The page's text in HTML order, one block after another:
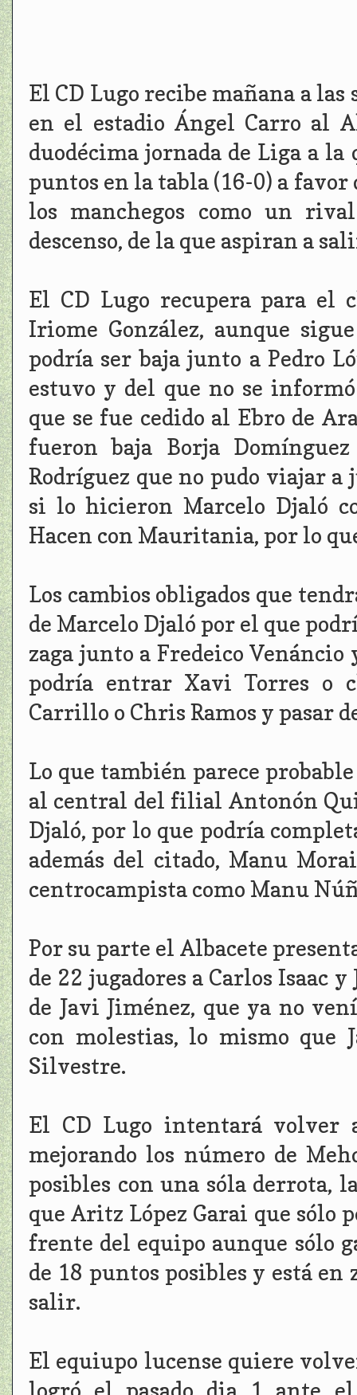
El CD Lugo recibe mañana a
en el estadio Ángel Carro al
duodécima jornada de Liga a la
puntos en la tabla (16-0) a favor
los manchegos como un
descenso, de la que aspiran a
El CD Lugo recupera para el
Iriome González, aunque
podría ser baja junto a Pedro
estuvo y del que no se
que se fue cedido al Ebro de
fueron baja Borja
Rodríguez que no pudo viajar
si lo hicieron Marcelo Djaló
Hacen con Mauritania, por lo
Los cambios obligados que
de Marcelo Djaló por el que
zaga junto a Fredeico
podría entrar Xavi Torres o
Carrillo o Chris Ramos y pasar
Lo que también parece
al central del filial Antonón
Djaló, por lo que podría
además del citado, Manu
centrocampista como Manu
Por su parte el Albacete
de 22 jugadores a Carlos Isaac
de Javi Jiménez, que ya no
con molestias, lo mismo que
Silvestre.
El CD Lugo intentará
mejorando los número de
posibles con una sóla derrota,
que Aritz López Garai que sólo
frente del equipo aunque sólo
de 18 puntos posibles y está en
salir.
El equiupo lucense quiere